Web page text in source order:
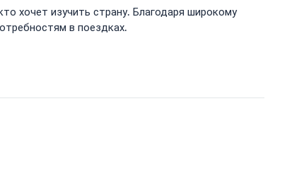
хочет изучить страну. Благодаря широкому
в поездках.